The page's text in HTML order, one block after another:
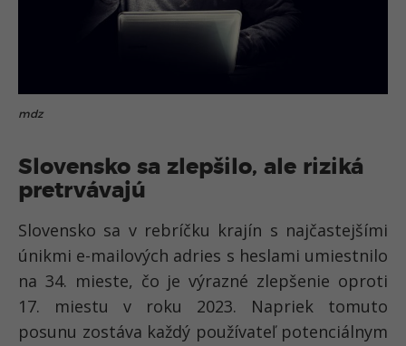
mdz
Slovensko sa zlepšilo, ale riziká
pretrvávajú
Slovensko sa v rebríčku krajín s najčastejšími
únikmi e-mailových adries s heslami umiestnilo
na 34. mieste, čo je výrazné zlepšenie oproti
17. miestu v roku 2023. Napriek tomuto
posunu zostáva každý používateľ potenciálnym